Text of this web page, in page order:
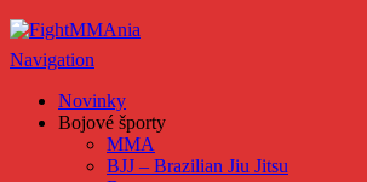
FightMMAnia
Navigation
Novinky
Bojové športy
MMA
BJJ – Brazilian Jiu Jitsu